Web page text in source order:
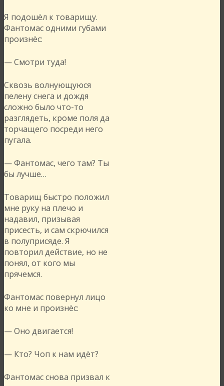
Я подошёл к товарищу.
Фантомас одними губами
произнёс:
— Смотри туда!
Сквозь волнующуюся
пелену снега и дождя
сложно было что-то
разглядеть, кроме поля да
торчащего посреди него
пугала.
— Фантомас, чего там? Ты
бы лучше…
Товарищ быстро положил
мне руку на плечо и
надавил, призывая
присесть, и сам скрючился
в полуприсяде. Я
повторил действие, но не
понял, от кого мы
прячемся.
Фантомас повернул лицо
ко мне и произнёс:
— Оно двигается!
— Кто? Чоп к нам идёт?
Фантомас снова призвал к